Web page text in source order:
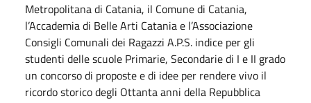
Metropolitana di Catania, il Comune di Catania,
l’Accademia di Belle Arti Catania e l’Associazione
Consigli Comunali dei Ragazzi A.P.S. indice per gli
studenti delle scuole Primarie, Secondarie di I e II grado
un concorso di proposte e di idee per rendere vivo il
ricordo storico degli Ottanta anni della Repubblica